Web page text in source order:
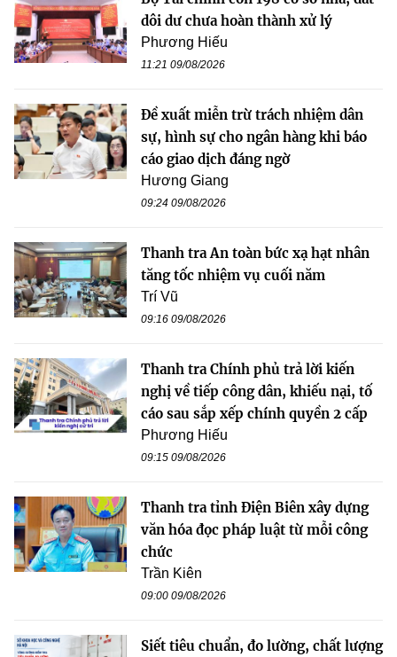
dôi dư chưa hoàn thành xử lý
Phương Hiếu
11:21 09/08/2026
Đề xuất miễn trừ trách nhiệm dân
sự, hình sự cho ngân hàng khi báo
cáo giao dịch đáng ngờ
Hương Giang
09:24 09/08/2026
Thanh tra An toàn bức xạ hạt nhân
tăng tốc nhiệm vụ cuối năm
Trí Vũ
09:16 09/08/2026
Thanh tra Chính phủ trả lời kiến
nghị về tiếp công dân, khiếu nại, tố
cáo sau sắp xếp chính quyền 2 cấp
Phương Hiếu
09:15 09/08/2026
Thanh tra tỉnh Điện Biên xây dựng
văn hóa đọc pháp luật từ mỗi công
chức
Trần Kiên
09:00 09/08/2026
Siết tiêu chuẩn, đo lường, chất lượng